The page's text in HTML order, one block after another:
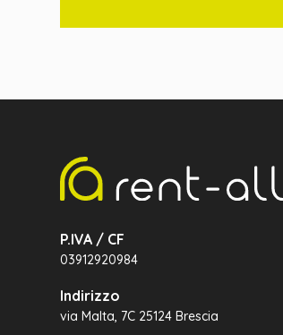
P.IVA / CF
03912920984
Indirizzo
via Malta, 7C 25124 Brescia